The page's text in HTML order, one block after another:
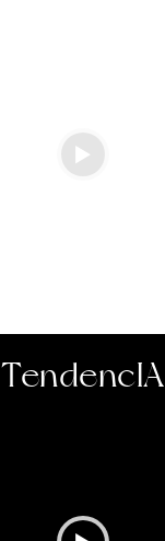
TendencIA